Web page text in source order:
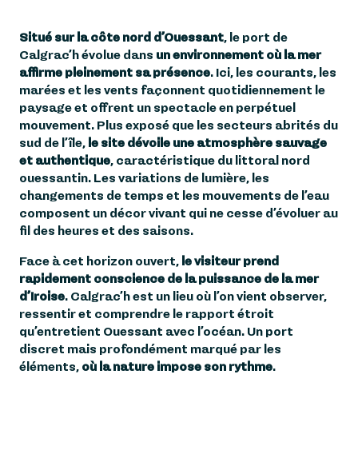
3
SUR LES TRACES DU
MYCONOS
4 FAQ
Situé sur la côte nord d’Ouessant, le port de
Calgrac’h évolue dans un environnement où la mer
affirme pleinement sa présence. Ici, les courants, les
marées et les vents façonnent quotidiennement le
paysage et offrent un spectacle en perpétuel
mouvement. Plus exposé que les secteurs abrités du
sud de l’île, le site dévoile une atmosphère sauvage
et authentique, caractéristique du littoral nord
ouessantin. Les variations de lumière, les
changements de temps et les mouvements de l’eau
composent un décor vivant qui ne cesse d’évoluer au
fil des heures et des saisons.
Face à cet horizon ouvert, le visiteur prend
rapidement conscience de la puissance de la mer
d’Iroise. Calgrac’h est un lieu où l’on vient observer,
ressentir et comprendre le rapport étroit
qu’entretient Ouessant avec l’océan. Un port
discret mais profondément marqué par les
éléments, où la nature impose son rythme.